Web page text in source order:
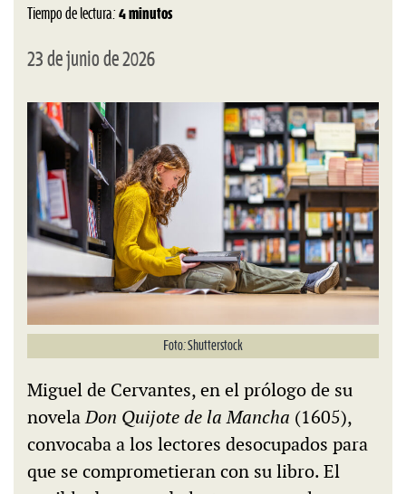
Tiempo de lectura: 4 minutos
23 de junio de 2026
Foto: Shutterstock
Miguel de Cervantes, en el prólogo de su
novelaDon Quijote de la Mancha (1605),
convocaba a los lectores desocupados para
que se comprometieran con su libro. El